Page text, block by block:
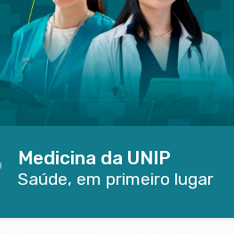
Medicina da UNIP
Saúde, em primeiro lugar